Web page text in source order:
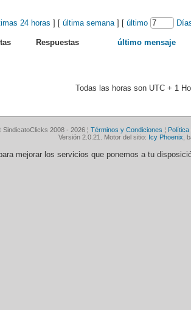
24 horas ] [ última semana] [ último
Respuestas
último mensaje
Todas las horas son UTC + 1
SindicatoClicks 2008 - 2026 ¦ Términos y Condiciones ¦ Política
Versión 2.0.21. Motor del sitio: Icy Phoenix ,
mejorar los servicios que ponemos a tu